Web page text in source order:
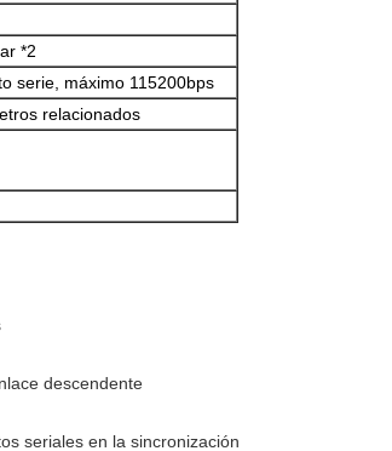
*2
serie, máximo 115200bps
relacionados
descendente
seriales en la sincronización